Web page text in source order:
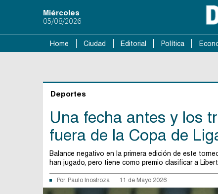
Miércoles
05/08/2026
Home Ciudad Editorial Política
Deportes
Una fecha antes y los
fuera de la Copa de
Balance negativo en la primera edición de este
han jugado, pero tiene como premio clasificar a
Por: Paulo Inostroza 11 de Mayo 2026